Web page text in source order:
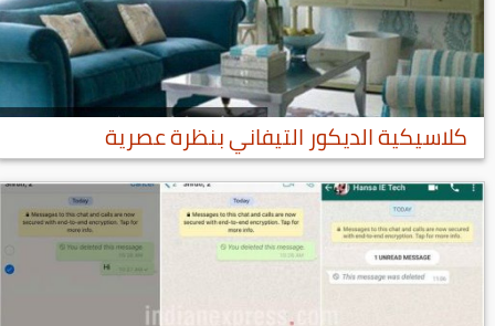
كلاسيكية الديكور التيفاني بنظرة عصرية